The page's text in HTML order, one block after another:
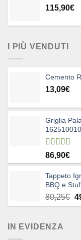
115,90€
I PIÙ VENDUTI
Cemento
13,09€
Griglia
162510010
Valutato
5.00su 5
86,90€
Tappeto
BBQ e
80,25€ Il
IN EVIDENZA